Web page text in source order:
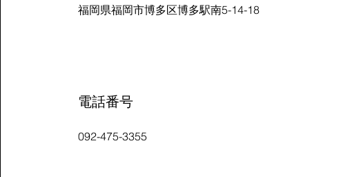
​福岡県福岡市博多区博多駅南5-14-18
電話番号
092-475-3355